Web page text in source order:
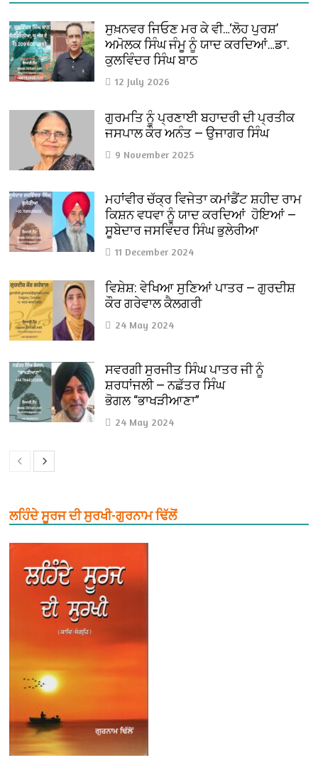
ਸੁਖ਼ਨਵਰ ਜਿਓਣ ਮਰ ਕੇ ਵੀ…‘ਲੋਹ ਪੁਰਸ਼’
ਅਮੋਲਕ ਸਿੰਘ ਜੰਮੂ ਨੂੰ ਯਾਦ ਕਰਦਿਆਂ…ਡਾ.
ਕੁਲਵਿੰਦਰ ਸਿੰਘ ਬਾਠ
12 July 2026
ਗੁਰਮਤਿ ਨੂੰ ਪ੍ਰਣਾਈ ਬਹਾਦਰੀ ਦੀ ਪ੍ਰਤੀਕ
ਜਸਪਾਲ ਕੌਰ ਅਨੰਤ — ਉਜਾਗਰ ਸਿੰਘ
9 November 2025
ਮਹਾਂਵੀਰ ਚੱਕ੍ਰ ਵਿਜੇਤਾ ਕਮਾਂਡੈਂਟ ਸ਼ਹੀਦ ਰਾਮ
ਕਿਸ਼ਨ ਵਧਵਾ ਨੂੰ ਯਾਦ ਕਰਦਿਆਂ ਹੋਇਆਂ —
ਸੂਬੇਦਾਰ ਜਸਵਿੰਦਰ ਸਿੰਘ ਭੁਲੇਰੀਆ
11 December 2024
ਵਿਸ਼ੇਸ਼: ਵੇਖਿਆ ਸੁਣਿਆਂ ਪਾਤਰ — ਗੁਰਦੀਸ਼
ਕੌਰ ਗਰੇਵਾਲ ਕੈਲਗਰੀ
24 May 2024
ਸਵਰਗੀ ਸੁਰਜੀਤ ਸਿੰਘ ਪਾਤਰ ਜੀ ਨੂੰ
ਸ਼ਰਧਾਂਜਲੀ — ਨਛੱਤਰ ਸਿੰਘ
ਭੋਗਲ “ਭਾਖੜੀਆਣਾ”
24 May 2024
ਲਹਿੰਦੇ ਸੂਰਜ ਦੀ ਸੁਰਖੀ-ਗੁਰਨਾਮ ਢਿੱਲੋਂ